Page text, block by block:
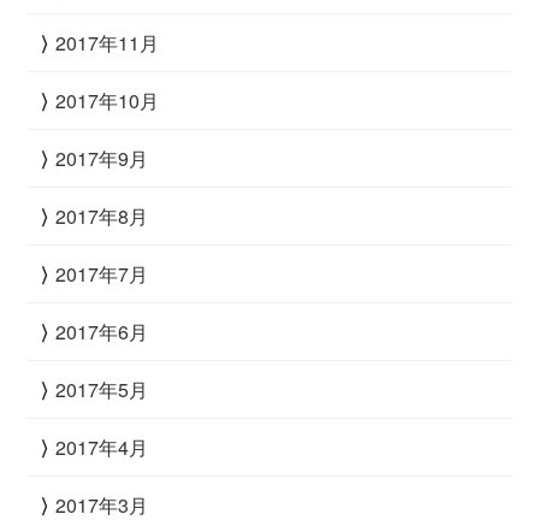
2017年11月
2017年10月
2017年9月
2017年8月
2017年7月
2017年6月
2017年5月
2017年4月
2017年3月